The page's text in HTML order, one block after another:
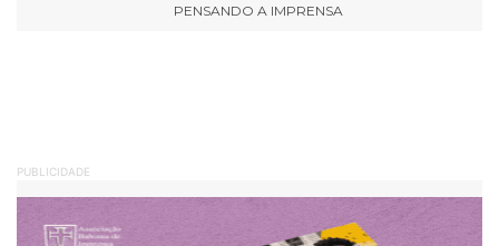
PENSANDO A IMPRENSA
PUBLICIDADE